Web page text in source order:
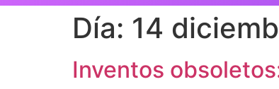
Día: 14
Inventos